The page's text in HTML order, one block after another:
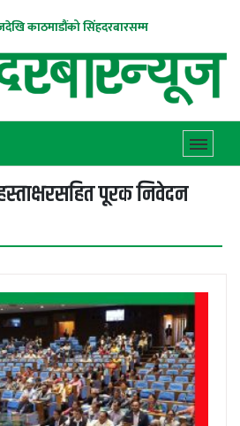
काठमाडौंको सिंहदरबारसम्म
पूरक निवेदन